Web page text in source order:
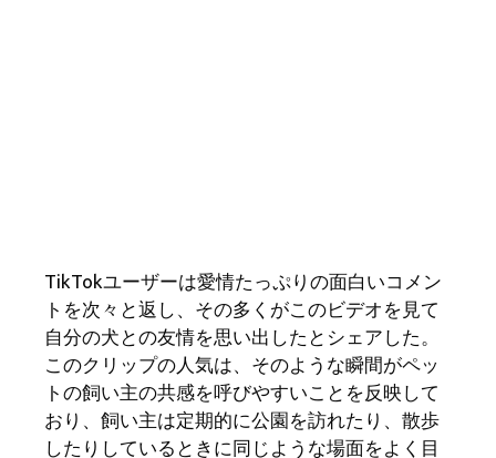
TikTokユーザーは愛情たっぷりの面白いコメン
トを次々と返し、その多くがこのビデオを見て
自分の犬との友情を思い出したとシェアした。
このクリップの人気は、そのような瞬間がペッ
トの飼い主の共感を呼びやすいことを反映して
おり、飼い主は定期的に公園を訪れたり、散歩
したりしているときに同じような場面をよく目